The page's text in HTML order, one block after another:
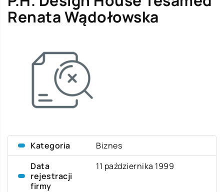
Renata Wądołowska
Kategoria
Biznes
Data
rejestracji
firmy
11 października 1999